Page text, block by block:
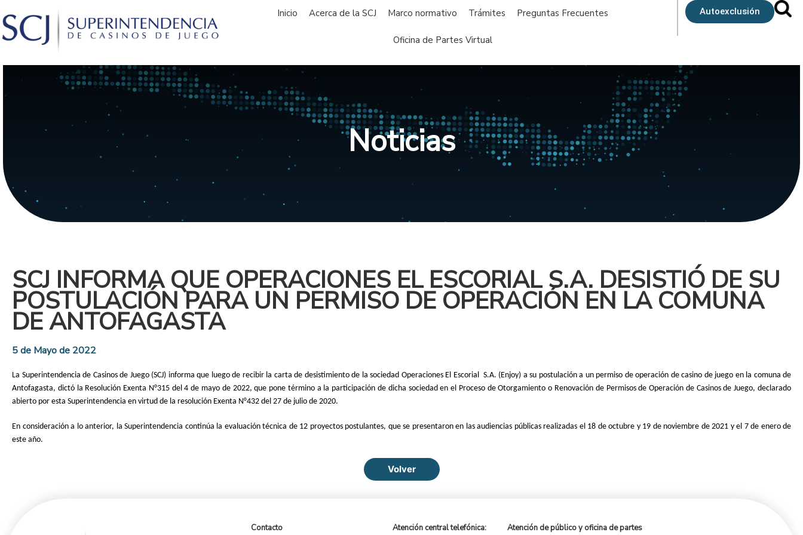
Inicio Acerca de la SCJ Marco normativo Trámites Preguntas Frecuentes
Oficina de Partes Virtual
Autoexclusión
Noticias
SCJ INFORMA QUE OPERACIONES EL ESCORIAL S.A. DESISTIÓ DE SU
POSTULACIÓN PARA UN PERMISO DE OPERACIÓN EN LA COMUNA
DE ANTOFAGASTA
5 de Mayo de 2022
La Superintendencia de Casinos de Juego (SCJ) informa que luego de recibir la carta de desistimiento de la sociedad Operaciones El Escorial S.A. (Enjoy) a su postulación a un permiso de operación de casino de juego en la comuna de
Antofagasta, dictó la Resolución Exenta N°315 del 4 de mayo de 2022, que pone término a la participación de dicha sociedad en el Proceso de Otorgamiento o Renovación de Permisos de Operación de Casinos de Juego, declarado
abierto por esta Superintendencia en virtud de la resolución Exenta N°432 del 27 de julio de 2020.
En consideración a lo anterior, la Superintendencia continúa la evaluación técnica de 12 proyectos postulantes, que se presentaron en las audiencias públicas realizadas el 18 de octubre y 19 de noviembre de 2021 y el 7 de enero de
este año.
Volver
Contacto Atención central telefónica: Atención de público y oficina de partes